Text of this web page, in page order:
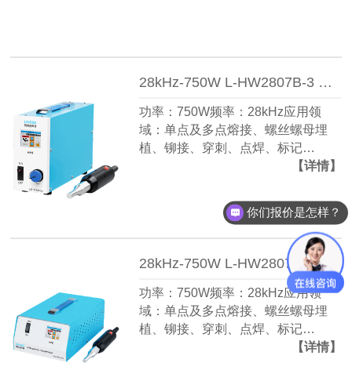
28kHz-750W L-HW2807B-3 灵科 手持式超声波焊接机
功率：750W频率：28kHz应用领
域：单点及多点熔接、螺丝螺母埋
植、铆接、穿刺、点焊、标记…
【详情】
28kHz-750W L-HW2807C-3 灵科 手持式超声波焊接机
功率：750W频率：28kHz应用领
域：单点及多点熔接、螺丝螺母埋
植、铆接、穿刺、点焊、标记…
【详情】
你们报价是怎样？
可以做代理 / 经销商吗？